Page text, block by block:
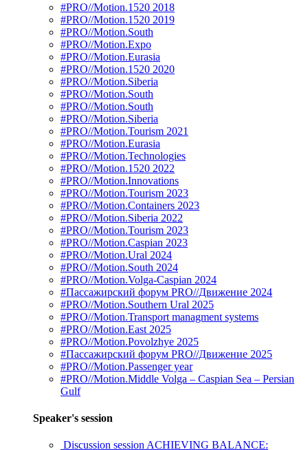
#PRO//Motion.1520 2018
#PRO//Motion.1520 2019
#PRO//Motion.South
#PRO//Motion.Expo
#PRO//Motion.Eurasia
#PRO//Motion.1520 2020
#PRO//Motion.Siberia
#PRO//Motion.South
#PRO//Motion.South
#PRO//Motion.Siberia
#PRO//Motion.Tourism 2021
#PRO//Motion.Eurasia
#PRO//Motion.Technologies
#PRO//Motion.1520 2022
#PRO//Motion.Innovations
#PRO//Motion.Tourism 2023
#PRO//Motion.Containers 2023
#PRO//Motion.Siberia 2022
#PRO//Motion.Tourism 2023
#PRO//Motion.Caspian 2023
#PRO//Motion.Ural 2024
#PRO//Motion.South 2024
#PRO//Motion.Volga-Caspian 2024
#Пассажирский форум PRO//Движение 2024
#PRO//Motion.Southern Ural 2025
#PRO//Motion.Transport managment systems
#PRO//Motion.East 2025
#PRO//Motion.Povolzhye 2025
#Пассажирский форум PRO//Движение 2025
#PRO//Motion.Passenger year
#PRO//Motion.Middle Volga – Caspian Sea – Persian
Gulf
Speaker's session
Discussion session ACHIEVING BALANCE: